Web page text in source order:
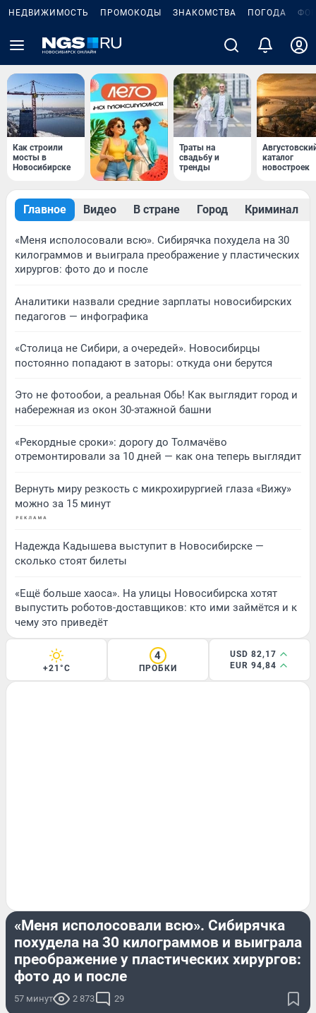
НЕДВИЖИМОСТЬ ПРОМОКОДЫ ЗНАКОМСТВА ПОГОДА
Как строили
мосты в
Новосибирске
Траты на
свадьбу и
тренды
каталог
новостроек
Главное Видео В стране Город Криминал
«Меня исполосовали всю». Сибирячка похудела на 30
килограммов и выиграла преображение у пластических
хирургов: фото до и после
Аналитики назвали средние зарплаты новосибирских
педагогов — инфографика
«Столица не Сибири, а очередей». Новосибирцы
постоянно попадают в заторы: откуда они берутся
Это не фотообои, а реальная Обь! Как выглядит город и
набережная из окон 30-этажной башни
«Рекордные сроки»: дорогу до Толмачёво
отремонтировали за 10 дней — как она теперь выглядит
Вернуть миру резкость с микрохирургией глаза «Вижу»
можно за 15 минут
Надежда Кадышева выступит в Новосибирске —
сколько стоят билеты
«Ещё больше хаоса». На улицы Новосибирска хотят
выпустить роботов-доставщиков: кто ими займётся и к
чему это приведёт
+21°C
4
ПРОБКИ
USD 82,17
EUR 94,84
«Меня исполосовали всю». Сибирячка
похудела на 30 килограммов и выиграла
преображение у пластических хирургов:
фото до и после
57 минут 2 873 29